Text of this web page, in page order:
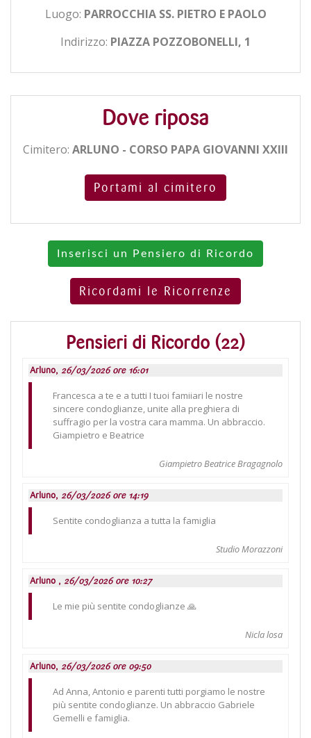
Luogo: PARROCCHIA SS. PIETRO E PAOLO
Indirizzo: PIAZZA POZZOBONELLI, 1
Dove riposa
Cimitero: ARLUNO - CORSO PAPA GIOVANNI XXIII
Portami al cimitero
Inserisci un Pensiero di Ricordo
Ricordami le Ricorrenze
Pensieri di Ricordo (22)
Arluno, 26/03/2026 ore 16:01
Francesca a te e a tutti I tuoi famiiari le nostre
sincere condoglianze, unite alla preghiera di
suffragio per la vostra cara mamma. Un abbraccio.
Giampietro e Beatrice
Giampietro Beatrice Bragagnolo
Arluno, 26/03/2026 ore 14:19
Sentite condoglianza a tutta la famiglia
Studio Morazzoni
Arluno , 26/03/2026 ore 10:27
Le mie più sentite condoglianze 🙏
Nicla losa
Arluno, 26/03/2026 ore 09:50
Ad Anna, Antonio e parenti tutti porgiamo le nostre
più sentite condoglianze. Un abbraccio Gabriele
Gemelli e famiglia.